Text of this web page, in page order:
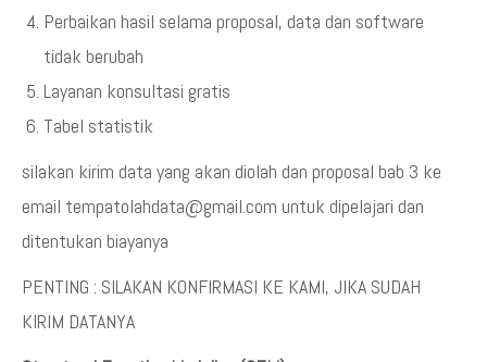
Perbaikan hasil selama proposal, data dan software
tidak berubah
Layanan konsultasi gratis
Tabel statistik
silakan kirim data yang akan diolah dan proposal bab 3 ke
email tempatolahdata@gmail.com untuk dipelajari dan
ditentukan biayanya
PENTING : SILAKAN KONFIRMASI KE KAMI, JIKA SUDAH
KIRIM DATANYA